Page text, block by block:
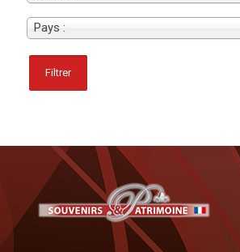
Pays :
Filtrer